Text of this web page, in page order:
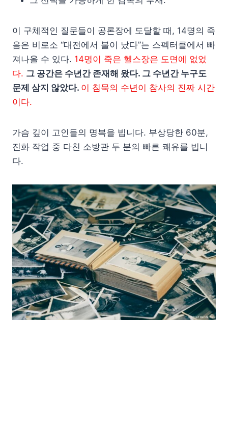
이 구체적인 질문들이 공론장에 도달할 때, 14명의 죽
음은 비로소 “대전에서 불이 났다”는 스펙터클에서 빠
져나올 수 있다. 14명이 죽은 헬스장은 도면에 없었
다. 그 공간은 수년간 존재해 왔다. 그 수년간 누구도
문제 삼지 않았다. 이 침묵의 수년이 참사의 진짜 시간
이다.
가슴 깊이 고인들의 명복을 빕니다. 부상당한 60분,
진화 작업 중 다친 소방관 두 분의 빠른 쾌유를 빕니
다.